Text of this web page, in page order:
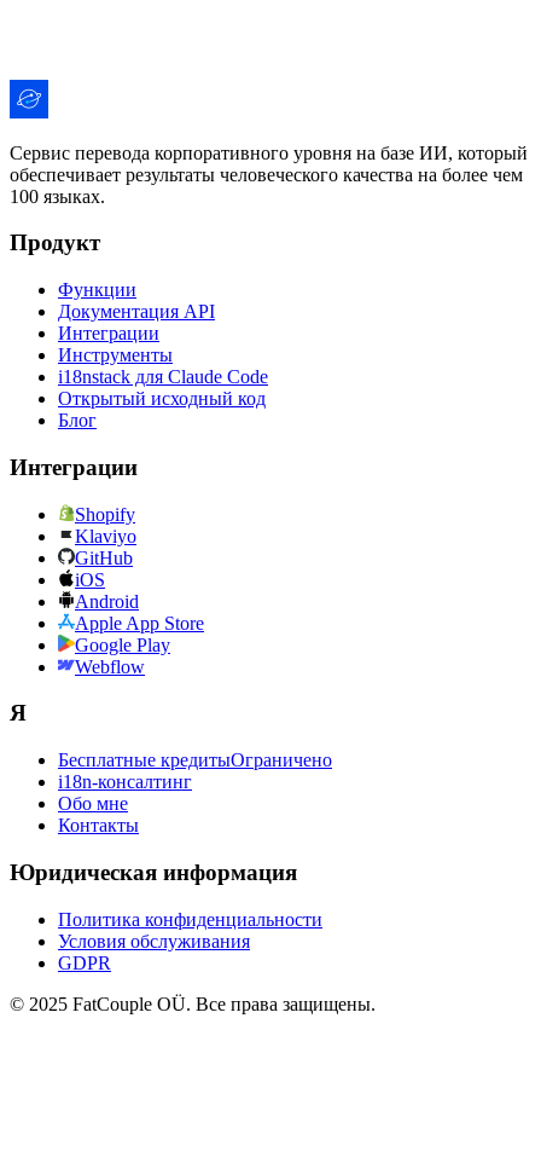
Сервис перевода корпоративного уровня на базе ИИ, который
обеспечивает результаты человеческого качества на более чем
100 языках.
Продукт
Функции
Документация API
Интеграции
Инструменты
i18nstack для Claude Code
Открытый исходный код
Блог
Интеграции
Shopify
Klaviyo
GitHub
iOS
Android
Apple App Store
Google Play
Webflow
Я
Бесплатные кредитыОграничено
i18n-консалтинг
Обо мне
Контакты
Юридическая информация
Политика конфиденциальности
Условия обслуживания
GDPR
© 2025 FatCouple OÜ. Все права защищены.